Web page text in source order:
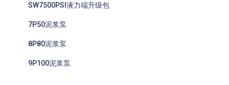
SW7500PSI液力端升级包
7P50泥浆泵
8P80泥浆泵
9P100泥浆泵